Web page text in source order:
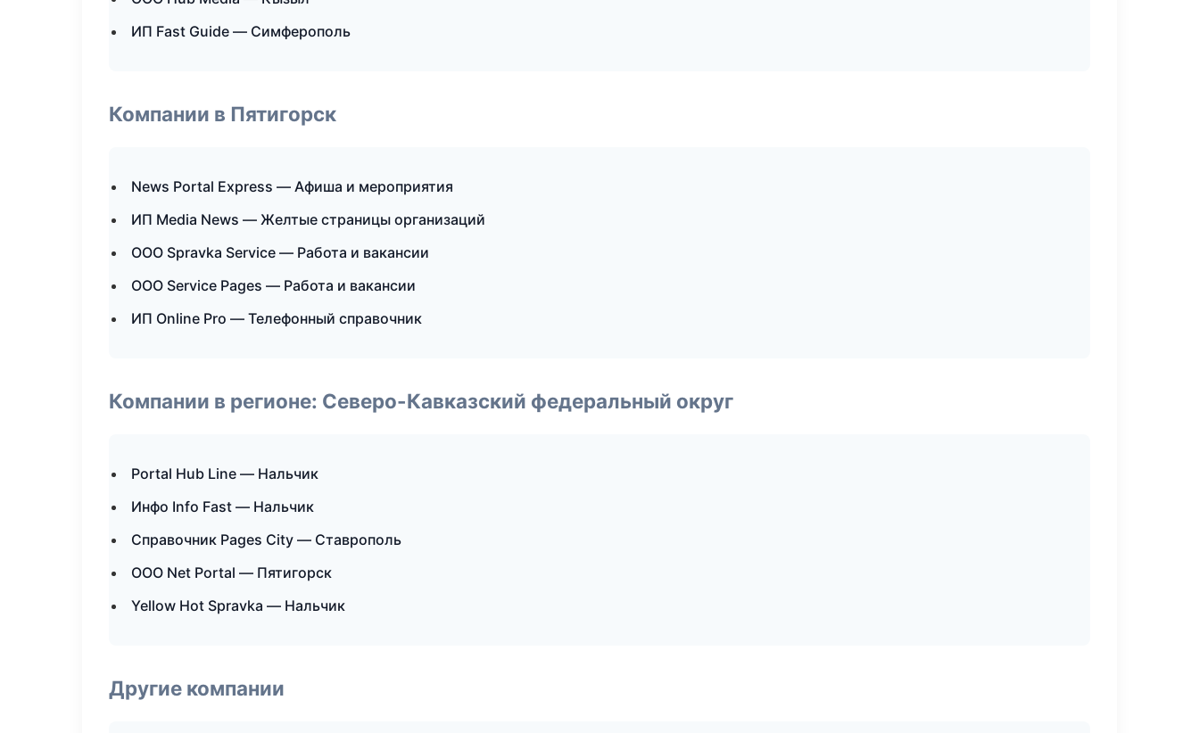
ИП Fast Guide — Симферополь
Компании в Пятигорск
News Portal Express — Афиша и мероприятия
ИП Media News — Желтые страницы организаций
ООО Spravka Service — Работа и вакансии
ООО Service Pages — Работа и вакансии
ИП Online Pro — Телефонный справочник
Компании в регионе: Северо-Кавказский федеральный округ
Portal Hub Line — Нальчик
Инфо Info Fast — Нальчик
Справочник Pages City — Ставрополь
ООО Net Portal — Пятигорск
Yellow Hot Spravka — Нальчик
Другие компании